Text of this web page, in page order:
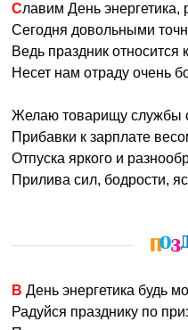
Славим День энергетика,
Сегодня довольными
Ведь праздник
Несет нам отраду очень
Желаю товарищу службы
Прибавки к зарплате
Отпуска яркого и
Прилива сил, бодрости,
В День энергетика будь
Радуйся празднику по